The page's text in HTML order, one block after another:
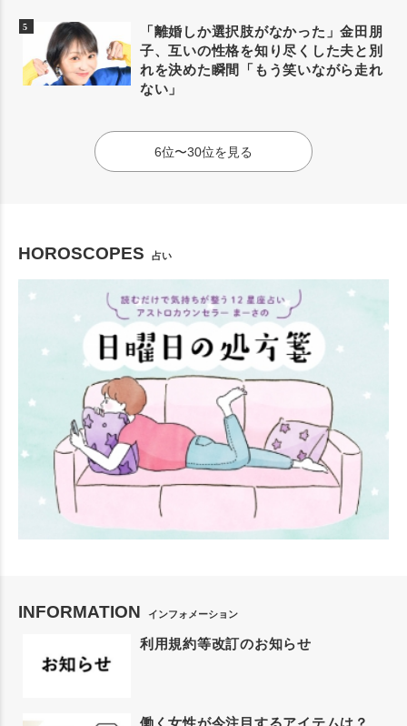
「離婚しか選択肢がなかった」金田朋
子、互いの性格を知り尽くした夫と別
れを決めた瞬間「もう笑いながら走れ
ない」
6位〜30位を見る
HOROSCOPES 占い
INFORMATION インフォメーション
利用規約等改訂のお知らせ
働く女性が今注目するアイテムは？